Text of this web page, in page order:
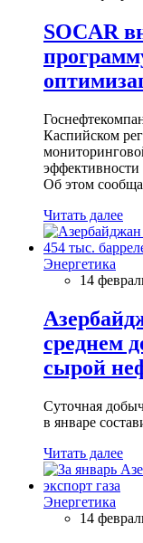
SOCAR
Каспийском
эффективности
Об этом
Читать далее
Энергетика
14
среднем
сырой
Суточная
в январе
Читать далее
Энергетика
14